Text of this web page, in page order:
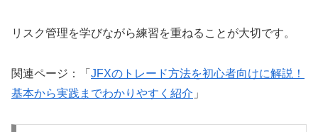
リスク管理を学びながら練習を重ねることが大切です。
関連ページ：「 JFXのトレード方法を初心者向けに解説！
基本から実践までわかりやすく紹介 」